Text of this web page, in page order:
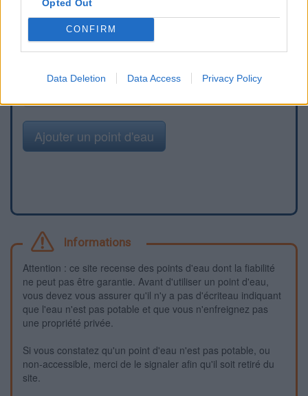
Opted Out
CONFIRM
Data Deletion Data Access Privacy Policy
Ajouter un point d'eau
Informations
Attention : ce site recense des points d'eau dont la fiabilité
ne peut pas être garantie. Avant d'utiliser un point d'eau,
vous devez vous assurer qu'il n'y a pas d'écriteau indiquant
que l'eau n'est pas potable et que vous n'enfreignez pas
une propriété privée.
Si vous constatez qu'un point d'eau n'est pas potable, ou
non-accessible, merci de le signaler afin qu'il soit retiré du
site.